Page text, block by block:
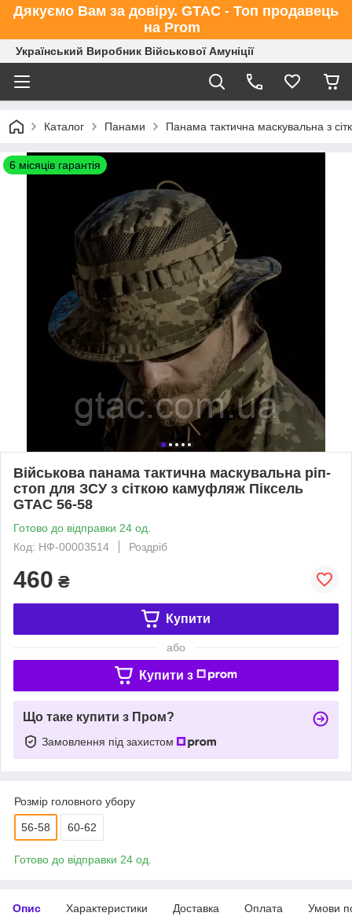
Дякуємо Вам за довіру. GTAC - Топ продавець
на Prom
Український Виробник Військової Амуніції
Каталог Панами Панама тактична маскувальна з
6 місяців гарантія
Військова панама тактична маскувальна ріп-
стоп для ЗСУ з сіткою камуфляж Піксель
GTAC 56-58
Готово до відправки 24 од.
Код: НФ-00003514
Роздріб
460 ₴
Купити
або
Купити з
Що таке купити з Пром?
Замовлення під захистом
Розмір головного убору
56-58 60-62
Готово до відправки 24 од.
Опис Характеристики Доставка Оплата Умови